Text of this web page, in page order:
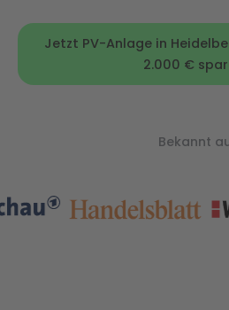
Jetzt PV-Anlage in
2.000 €
Bekannt